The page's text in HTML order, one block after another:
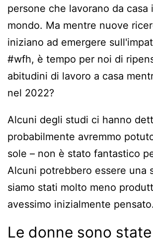
persone che lavorano da casa
mondo. Ma mentre nuove
iniziano ad emergere
#wfh, è tempo per noi di
abitudini di lavoro a casa
nel 2022?
Alcuni degli studi ci hanno
probabilmente avremmo
sole – non è stato fantastico
Alcuni potrebbero essere una
siamo stati molto meno
avessimo inizialmente pensato.
Le donne sono state